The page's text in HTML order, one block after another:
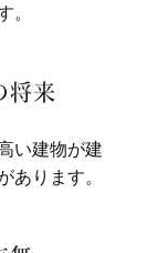
。
将来
い建物が建
あります。